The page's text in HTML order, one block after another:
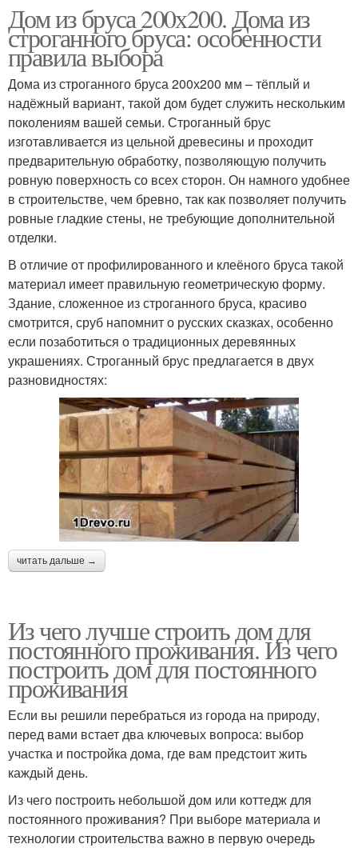
Дом из бруса 200х200. Дома из
строганного бруса: особенности
правила выбора
Дома из строганного бруса 200х200 мм – тёплый и
надёжный вариант, такой дом будет служить нескольким
поколениям вашей семьи. Строганный брус
изготавливается из цельной древесины и проходит
предварительную обработку, позволяющую получить
ровную поверхность со всех сторон. Он намного удобнее
в строительстве, чем бревно, так как позволяет получить
ровные гладкие стены, не требующие дополнительной
отделки.
В отличие от профилированного и клеёного бруса такой
материал имеет правильную геометрическую форму.
Здание, сложенное из строганного бруса, красиво
смотрится, сруб напомнит о русских сказках, особенно
если позаботиться о традиционных деревянных
украшениях. Строганный брус предлагается в двух
разновидностях:
читать дальше →
Из чего лучше строить дом для
постоянного проживания. Из чего
построить дом для постоянного
проживания
Если вы решили перебраться из города на природу,
перед вами встает два ключевых вопроса: выбор
участка и постройка дома, где вам предстоит жить
каждый день.
Из чего построить небольшой дом или коттедж для
постоянного проживания? При выборе материала и
технологии строительства важно в первую очередь